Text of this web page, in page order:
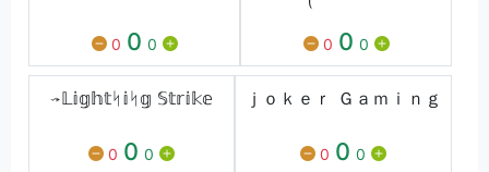
0 0 0 0 0 0
⇝𝕃𝕚𝕘𝕙𝕥ᛋ𝕚ᛋ𝕘 𝕊𝕥𝕣𝕚𝕜𝕖
0 0 0
ｊｏｋｅｒ Ｇａｍｉｎｇ
0 0 0